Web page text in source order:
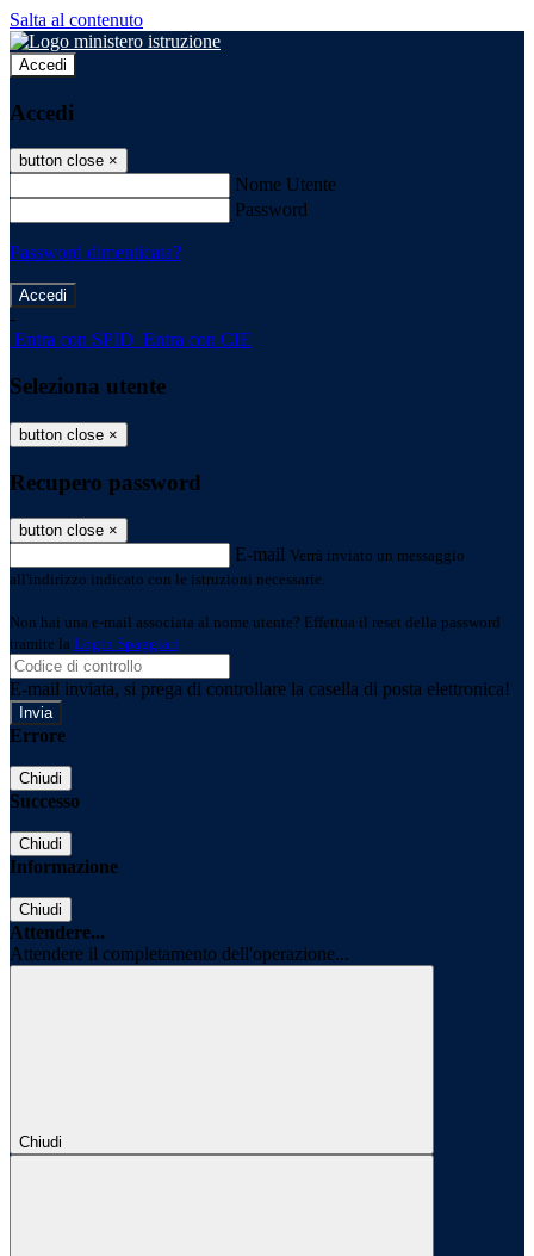
Salta al contenuto
Accedi
Accedi
button close ×
Nome Utente
Password
Password dimenticata?
-
Entra con SPID Entra con CIE
Seleziona utente
button close ×
Recupero password
button close ×
E-mail Verrà inviato un messaggio
all'indirizzo indicato con le istruzioni necessarie.
Non hai una e-mail associata al nome utente? Effettua il reset della password
tramite la Login Spaggiari
E-mail inviata, si prega di controllare la casella di posta elettronica!
Errore
Chiudi
Successo
Chiudi
Informazione
Chiudi
Attendere...
Attendere il completamento dell'operazione...
Chiudi